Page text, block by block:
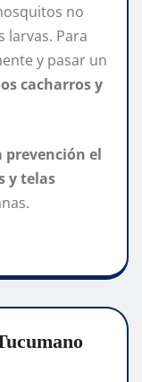
no
larvas. Para
y pasar un
cacharros y
prevención el
y telas